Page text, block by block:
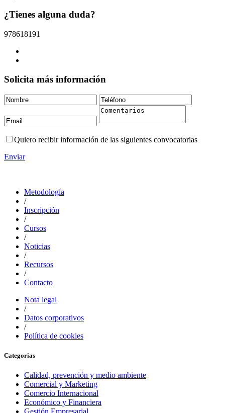
¿Tienes alguna duda?
978618191
Solicita más información
Quiero recibir información de las siguientes convocatorias
Enviar
Metodología
/
Inscripción
/
Cursos
/
Noticias
/
Recursos
/
Contacto
Nota legal
/
Datos corporativos
/
Política de cookies
Categorias
Calidad, prevención y medio ambiente
Comercial y Marketing
Comercio Internacional
Económico y Financiera